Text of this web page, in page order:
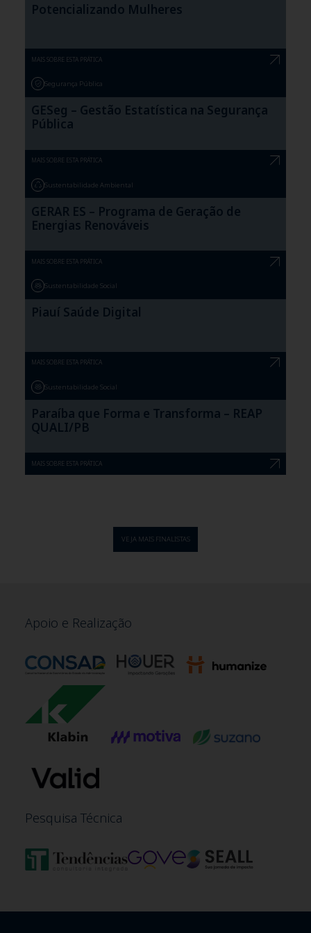
Potencializando Mulheres
MAIS SOBRE ESTA PRÁTICA
Segurança Pública
GESeg – Gestão Estatística na Segurança
Pública
MAIS SOBRE ESTA PRÁTICA
Sustentabilidade Ambiental
GERAR ES – Programa de Geração de
Energias Renováveis
MAIS SOBRE ESTA PRÁTICA
Sustentabilidade Social
Piauí Saúde Digital
MAIS SOBRE ESTA PRÁTICA
Sustentabilidade Social
Paraíba que Forma e Transforma – REAP
QUALI/PB
MAIS SOBRE ESTA PRÁTICA
VEJA MAIS FINALISTAS
Apoio e Realização
Pesquisa Técnica